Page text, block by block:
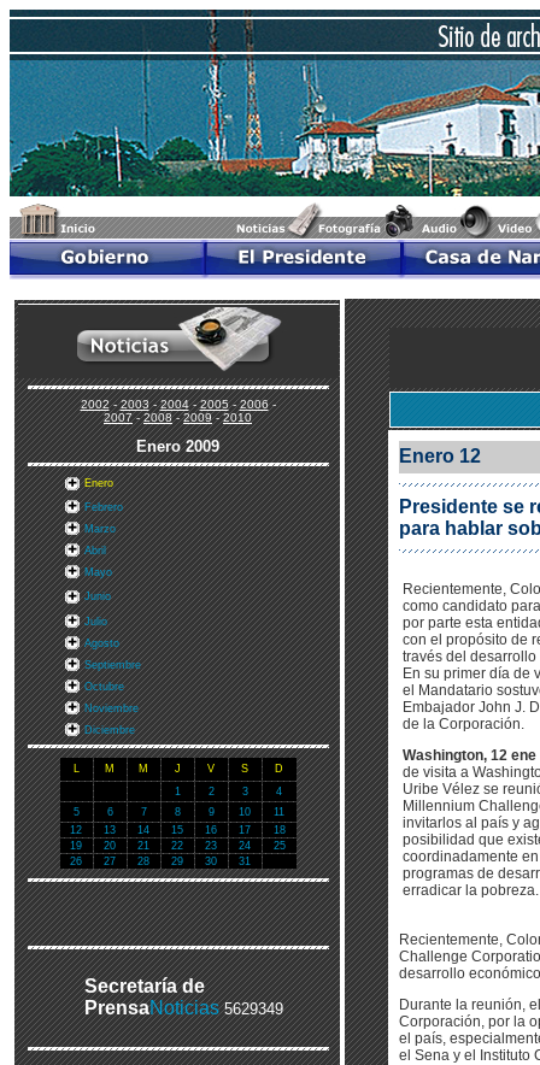
2002-2003-2004-2005-2006-
2007-2008-2009-2010
Enero2009
Enero
Febrero
Marzo
Abril
Mayo
Junio
Julio
Agosto
Septiembre
Octubre
Noviembre
Diciembre
L M M J V S
D
1
2 3
4
5
6 7 8 9 10
11
12
13 14 15 16 17
18
19
20 21 22 23 24
25
26
27 28 29 30 31
Secretaría de
PrensaNoticias 5629349
Enero 12
Presidente se
para hablar
Recientemente,
como candidato
por parte esta
con el propósito de
través del
En su primer día de
el Mandatario
Embajador John J.
de la Corporación.
Washington, 12 ene
de visita a
Uribe Vélez se
Millennium
invitarlos al país y
posibilidad que
coordinadamente
programas de
erradicar la pobreza.
Recientemente,
Challenge
desarrollo
Durante la reunión,
Corporación, por la
el país,
el Sena y el Instituto